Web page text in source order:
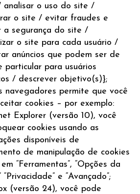
analisar o uso do site /
o site / evitar fraudes e
a segurança do site /
o site para cada usuário /
anúncios que podem ser de
particular para usuários
/ descrever objetivo(s)};
navegadores permite que você
cookies – por exemplo:
Explorer (versão 10), você
cookies usando as
disponíveis de
de manipulação de cookies
“Ferramentas”, “Opções da
“Privacidade” e “Avançado”;
(versão 24), você pode